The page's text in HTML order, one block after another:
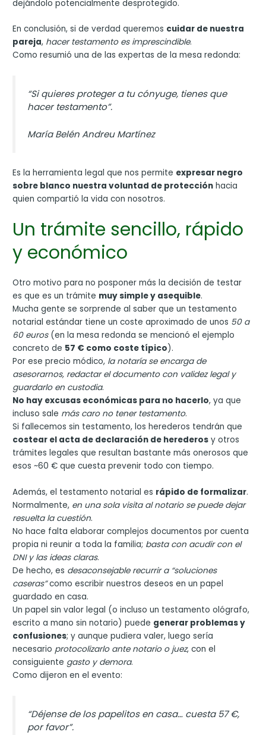
dejándolo potencialmente desprotegido.
En conclusión, si de verdad queremos cuidar de nuestra
pareja, hacer testamento es imprescindible.
Como resumió una de las expertas de la mesa redonda:
“Si quieres proteger a tu cónyuge, tienes que
hacer testamento”.
María Belén Andreu Martínez
Es la herramienta legal que nos permite expresar negro
sobre blanco nuestra voluntad de protección hacia
quien compartió la vida con nosotros.
Un trámite sencillo, rápido
y económico
Otro motivo para no posponer más la decisión de testar
es que es un trámite muy simple y asequible.
Mucha gente se sorprende al saber que un testamento
notarial estándar tiene un coste aproximado de unos 50 a
60 euros(en la mesa redonda se mencionó el ejemplo
concreto de 57 € como coste típico).
Por ese precio módico, la notaría se encarga de
asesorarnos, redactar el documento con validez legal y
guardarlo en custodia.
No hay excusas económicas para no hacerlo, ya que
incluso sale más caro no tener testamento.
Si fallecemos sin testamento, los herederos tendrán que
costear el acta de declaración de herederos y otros
trámites legales que resultan bastante más onerosos que
esos ~60 € que cuesta prevenir todo con tiempo.
Además, el testamento notarial es rápido de formalizar.
Normalmente, en una sola visita al notario se puede dejar
resuelta la cuestión.
No hace falta elaborar complejos documentos por cuenta
propia ni reunir a toda la familia; basta con acudir con el
DNI y las ideas claras.
De hecho, es desaconsejable recurrir a “soluciones
caseras”como escribir nuestros deseos en un papel
guardado en casa.
Un papel sin valor legal (o incluso un testamento ológrafo,
escrito a mano sin notario) puede generar problemas y
confusiones; y aunque pudiera valer, luego sería
necesario protocolizarlo ante notario o juez, con el
consiguiente gasto y demora.
Como dijeron en el evento:
“Déjense de los papelitos en casa… cuesta 57 €,
por favor”.